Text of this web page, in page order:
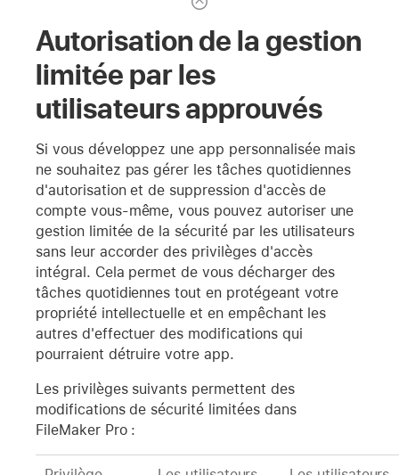
Autorisation de la gestion
limitée par les
utilisateurs approuvés
Si vous développez une app personnalisée mais
ne souhaitez pas gérer les tâches quotidiennes
d'autorisation et de suppression d'accès de
compte vous-même, vous pouvez autoriser une
gestion limitée de la sécurité par les utilisateurs
sans leur accorder des privilèges d'accès
intégral. Cela permet de vous décharger des
tâches quotidiennes tout en protégeant votre
propriété intellectuelle et en empêchant les
autres d'effectuer des modifications qui
pourraient détruire votre app.
Les privilèges suivants permettent des
modifications de sécurité limitées dans
FileMaker Pro :